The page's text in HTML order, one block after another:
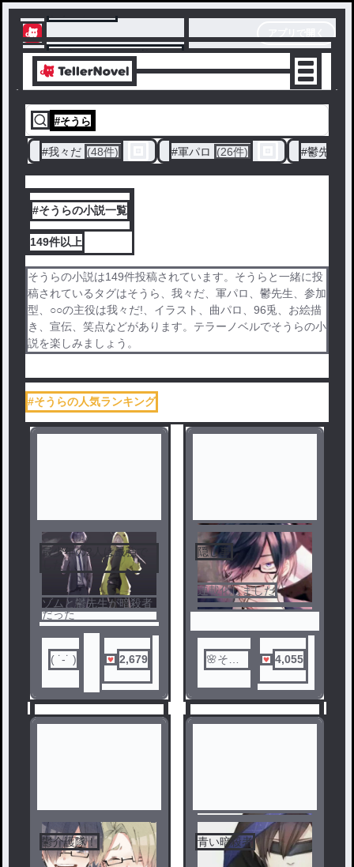
テラーノベル
アプリでサクサク楽しめる
#そうら
#我々だ (48件) #軍パロ (26件) #鬱先生
#そうらの小説一覧
149件以上
そうらの小説は149件投稿されています。そうらと一緒に投
稿されているタグはそうら、我々だ、軍パロ、鬱先生、参加
型、○○の主役は我々だ!、イラスト、曲パロ、96兎、お絵描
き、宣伝、笑点などがあります。テラーノベルでそうらの小
説を楽しみましょう。
#そうらの人気ランキング
最少年の2人は最強で
した
ゾムと鬱先生が暗殺者
だった
( ˙-˙ ) 2,679
隠し事
連載化しました
🌸そう
4,055
鬱介護隊！ 青い暗殺者